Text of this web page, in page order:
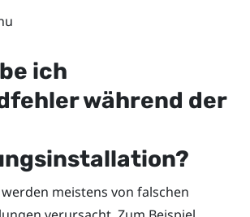
ich
während der
meistens von falschen